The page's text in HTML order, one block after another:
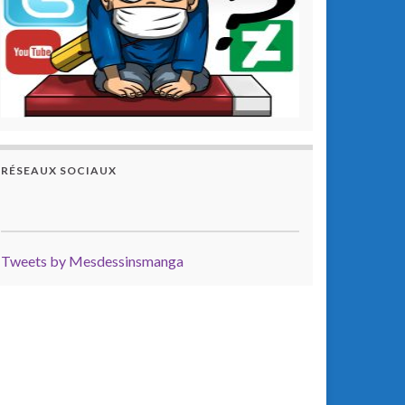
RÉSEAUX SOCIAUX
Tweets by Mesdessinsmanga